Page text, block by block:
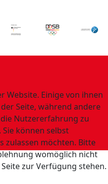
Website. Einige von ihnen
Seite, während andere
Nutzererfahrung zu
Sie können selbst
zulassen möchten. Bitte
womöglich nicht
zur Verfügung stehen.